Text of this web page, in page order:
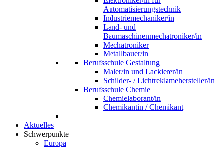
Automatisierungstechnik
Industriemechaniker/in
Land- und
Baumaschinenmechatroniker/in
Mechatroniker
Metallbauer/in
Berufsschule Gestaltung
Maler/in und Lackierer/in
Schilder- / Lichtreklamehersteller/in
Berufsschule Chemie
Chemielaborant/in
Chemikantin / Chemikant
Aktuelles
Schwerpunkte
Europa